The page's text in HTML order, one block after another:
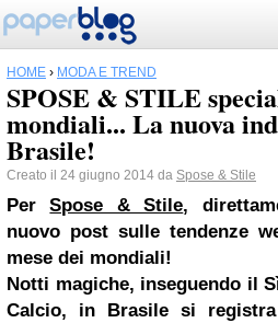
HOME › MODA E TREND
SPOSE & STILE
mondiali... La nuova
Brasile!
Creato il 24 giugno 2014 da Spose & Stile
PerSpose & Stile,
nuovo post sulle tendenze
mese dei mondiali!
Notti magiche, inseguendo il
Calcio, in Brasile si